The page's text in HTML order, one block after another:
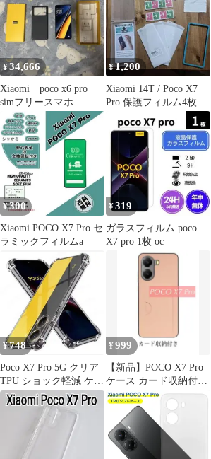
¥34,666
Xiaomi poco x6 pro
simフリースマホ
¥1,200
Xiaomi 14T / Poco X7
Pro 保護フィルム4枚セ
¥300
Xiaomi POCO X7 Pro セ
ラミックフィルムa
¥319
ガラスフィルム poco
X7 pro 1枚 oc
¥748
Poco X7 Pro 5G クリア
TPU ショック軽減 ケー
ス カバー
¥999
【新品】POCO X7 Pro
ケース カード収納付き
スマホケース